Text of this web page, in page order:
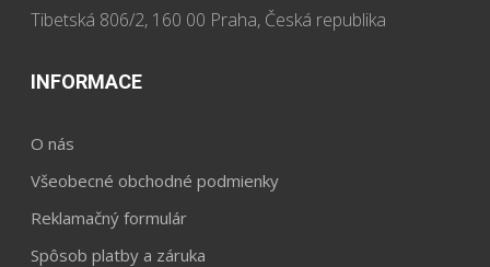
Tibetská 806/2, 160 00 Praha, Česká republika
INFORMACE
O nás
Všeobecné obchodné podmienky
Reklamačný formulár
Spôsob platby a záruka